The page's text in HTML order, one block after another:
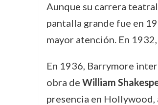
Aunque su carrera
pantalla grande fue en
mayor atención. En
En 1936, Barrymore
obra de William
presencia en Hollywood,